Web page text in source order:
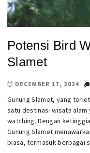
Potensi Bird
Slamet
DECEMBER 17, 2024
Gunung Slamet, yang
satu destinasi wisata alam
watching. Dengan
Gunung Slamet
biasa, termasuk berbagai